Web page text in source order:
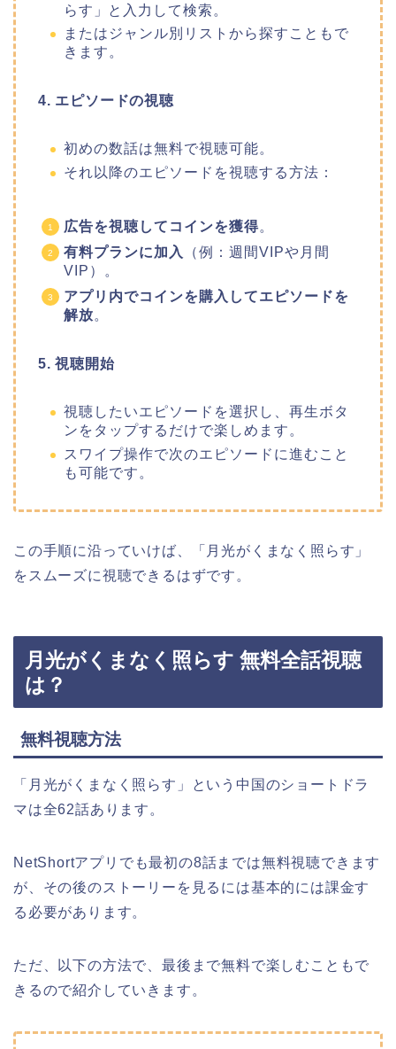
らす 」 と入力して検索。
またはジャンル別リストから探すこともで
きます。
4. エピソードの視聴
初めの数話は無料で視聴可能。
それ以降のエピソードを視聴する方法：
広告を視聴してコインを獲得。
有料プランに加入
（例：週間VIPや月間
VIP）。
アプリ内でコインを購入してエピソードを
解放。
5. 視聴開始
視聴したいエピソードを選択し、再生ボタ
ンをタップするだけで楽しめます。
スワイプ操作で次のエピソードに進むこと
も可能です。
この手順に沿っていけば、 「月光がくまなく照らす 」
をスムーズに視聴できるはずです。
月光がくまなく照らす 無料全話視聴
は？
無料視聴方法
「月光がくまなく照らす 」
という中国のショートドラ
マは全62話あります。
NetShortアプリでも最初の8話までは無料視聴できます
が、その後のストーリーを見るには基本的には課金す
る必要があります。
ただ、以下の方法で、最後まで無料で楽しむこともで
きるので紹介していきます。